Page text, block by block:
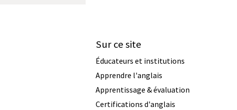
Sur ce site
Éducateurs et institutions
Apprendre l'anglais
Apprentissage & évaluation
Certifications d'anglais